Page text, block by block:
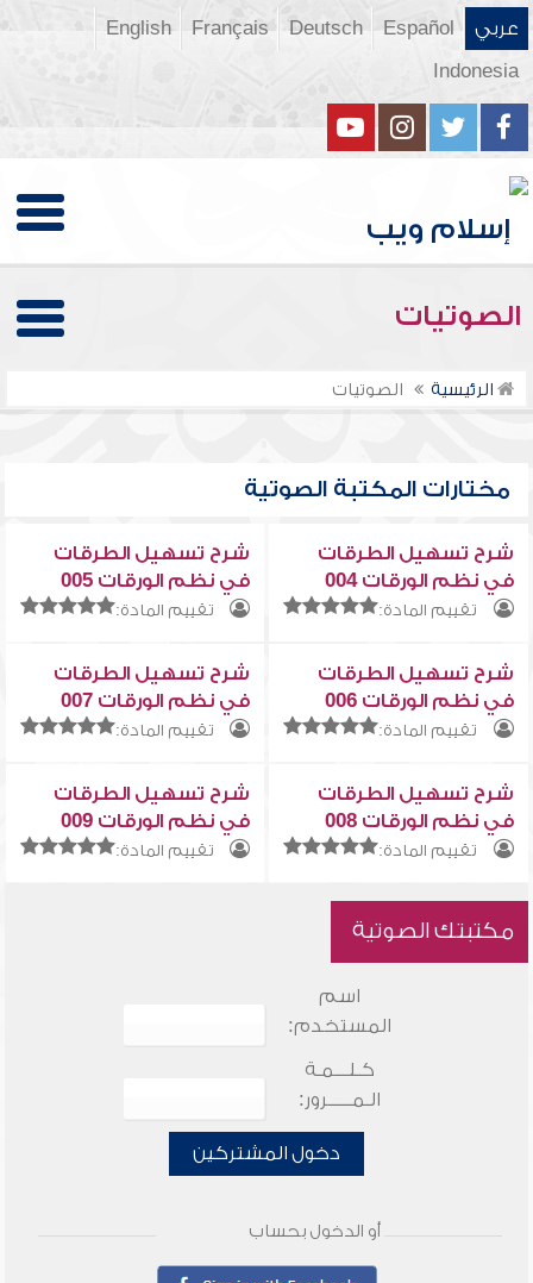
عربي Español
Deutsch
Français
English
Indonesia
الصوتيات
الرئيسية الصوتيات
مختارات المكتبة الصوتية
شرح تسهيل الطرقات
في نظم الورقات 004
تقييم المادة:
شرح تسهيل الطرقات
في نظم الورقات 005
تقييم المادة:
شرح تسهيل الطرقات
في نظم الورقات 006
تقييم المادة:
شرح تسهيل الطرقات
في نظم الورقات 007
تقييم المادة:
شرح تسهيل الطرقات
في نظم الورقات 008
تقييم المادة:
شرح تسهيل الطرقات
في نظم الورقات 009
تقييم المادة:
مكتبتك الصوتية
اسم
المستخدم:
كـلـــمـة
الـمـــــرور:
دخول المشتركين
أو الدخول بحساب